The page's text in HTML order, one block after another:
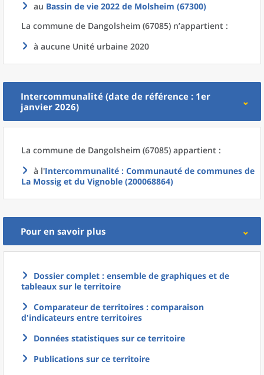
au Bassin de vie 2022 de Molsheim (67300)
La commune de Dangolsheim (67085) n’appartient :
à aucune Unité urbaine 2020
Intercommunalité (date de référence : 1er
janvier 2026)
La commune de Dangolsheim (67085) appartient :
à l'Intercommunalité : Communauté de communes de
La Mossig et du Vignoble (200068864)
Pour en savoir plus
Dossier complet : ensemble de graphiques et de
tableaux sur le territoire
Comparateur de territoires : comparaison
d'indicateurs entre territoires
Données statistiques sur ce territoire
Publications sur ce territoire